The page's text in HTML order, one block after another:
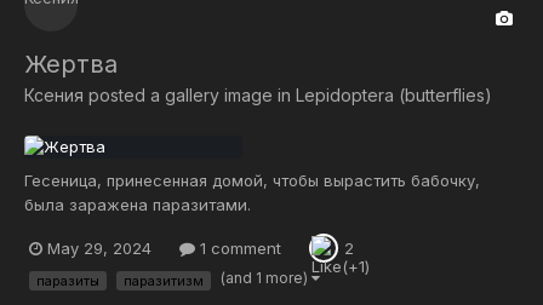
Жертва
Ксения posted a gallery image in Lepidoptera (butterflies)
Гесеница, принесенная домой, чтобы вырастить бабочку,
была заражена паразитами.
May 29, 2024 1 comment 2
паразиты паразитизм (and 1 more)